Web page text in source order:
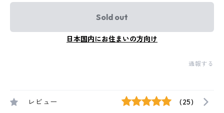
Sold out
日本国内にお住まいの方向け
通報する
レビュー (25)